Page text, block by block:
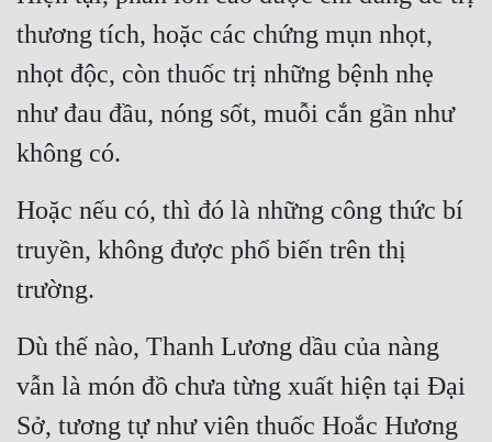
Đẹp
Đẹp Hiệp
Tính Cách Nhân Vật :
Vô Sỉ
thương tích, hoặc các chứng mụn nhọt,
nhọt độc, còn thuốc trị những bệnh nhẹ
như đau đầu, nóng sốt, muỗi cắn gần như
không có.
Hoặc nếu có, thì đó là những công thức bí
truyền, không được phổ biến trên thị
trường.
Dù thế nào, Thanh Lương dầu của nàng
vẫn là món đồ chưa từng xuất hiện tại Đại
Sở, tương tự như viên thuốc Hoắc Hương